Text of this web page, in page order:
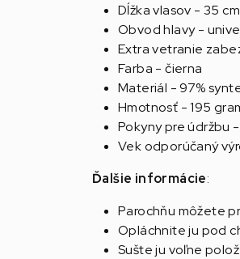
Dĺžka vlasov - 35 cm
Obvod hlavy -
Extra vetranie
Farba - čierna
Materiál - 97%
Hmotnosť - 195
Pokyny pre údržbu
Vek odporúčaný
Ďalšie informácie:
Parochňu môžete
Opláchnite ju pod
Sušte ju voľne